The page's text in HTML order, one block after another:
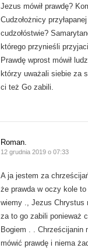
Jezus mówił prawdę?
Cudzołożnicy
cudzołóstwie?
którego przynieśli
Prawdę wprost mówił
którzy uważali siebie za
ci też Go zabili.
Roman.
12 grudnia 2019 o 07:33
A ja jestem za
że prawda w oczy kole
wiemy ., Jezus Chrystus
za to go zabili ponieważ
Bogiem . . Chrześcijanin
mówić prawdę i niema